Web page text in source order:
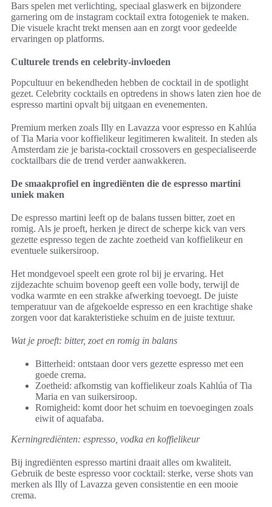
Bars spelen met verlichting, speciaal glaswerk en bijzondere
garnering om de instagram cocktail extra fotogeniek te maken.
Die visuele kracht trekt mensen aan en zorgt voor gedeelde
ervaringen op platforms.
Culturele trends en celebrity-invloeden
Popcultuur en bekendheden hebben de cocktail in de spotlight
gezet. Celebrity cocktails en optredens in shows laten zien hoe de
espresso martini opvalt bij uitgaan en evenementen.
Premium merken zoals Illy en Lavazza voor espresso en Kahlúa
of Tia Maria voor koffielikeur legitimeren kwaliteit. In steden als
Amsterdam zie je barista-cocktail crossovers en gespecialiseerde
cocktailbars die de trend verder aanwakkeren.
De smaakprofiel en ingrediënten die de espresso martini
uniek maken
De espresso martini leeft op de balans tussen bitter, zoet en
romig. Als je proeft, herken je direct de scherpe kick van vers
gezette espresso tegen de zachte zoetheid van koffielikeur en
eventuele suikersiroop.
Het mondgevoel speelt een grote rol bij je ervaring. Het
zijdezachte schuim bovenop geeft een volle body, terwijl de
vodka warmte en een strakke afwerking toevoegt. De juiste
temperatuur van de afgekoelde espresso en een krachtige shake
zorgen voor dat karakteristieke schuim en de juiste textuur.
Wat je proeft: bitter, zoet en romig in balans
Bitterheid: ontstaan door vers gezette espresso met een
goede crema.
Zoetheid: afkomstig van koffielikeur zoals Kahlúa of Tia
Maria en van suikersiroop.
Romigheid: komt door het schuim en toevoegingen zoals
eiwit of aquafaba.
Kerningrediënten: espresso, vodka en koffielikeur
Bij ingrediënten espresso martini draait alles om kwaliteit.
Gebruik de beste espresso voor cocktail: sterke, verse shots van
merken als Illy of Lavazza geven consistentie en een mooie
crema.